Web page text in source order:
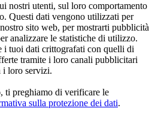
nostri utenti, sul loro comportamento
Questi dati vengono utilizzati per
sito web, per mostrarti pubblicità
analizzare le statistiche di utilizzo.
i tuoi dati crittografati con quelli di
tramite i loro canali pubblicitari
i loro servizi.
ti preghiamo di verificare le
sulla protezione dei dati.